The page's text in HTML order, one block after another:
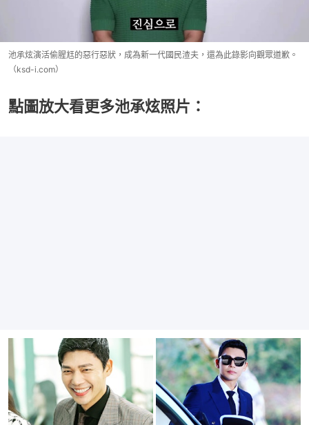
池承炫演活偷腥尪的惡行惡狀，成為新一代國民渣夫，還為此錄影向觀眾道歉。
（ksd-i.com）
點圖放大看更多池承炫照片：